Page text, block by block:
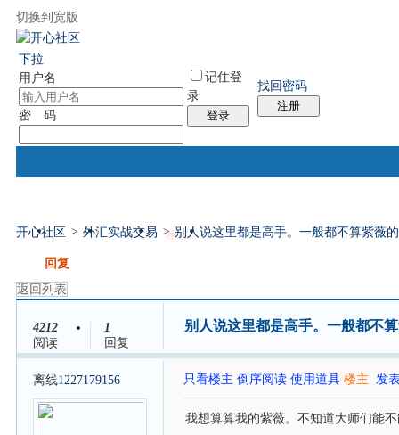
切换到宽版
下拉
用户名
密 码
记住登
录
登录
找回密码
注册
门户 论坛 排盘 个人中心
开心社区 > 外汇实战交易 > 别人说这里都是高手。一般都不算紫薇
回复
返回列表
4212
阅读
1
回复
别人说这里都是高手。一般都不
离线1227179156 只看楼主 倒序阅读 使用道具 楼主 发
我想算算我的紫薇。不知道大师们能